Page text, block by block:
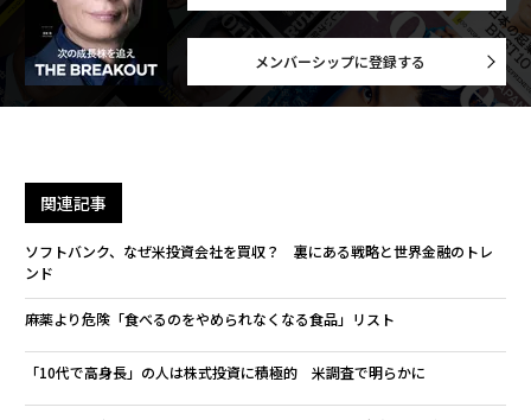
メンバーシップに登録する
関連記事
ソフトバンク、なぜ米投資会社を買収？ 裏にある戦略と世界金融のトレ
ンド
麻薬より危険「食べるのをやめられなくなる食品」リスト
「10代で高身長」の人は株式投資に積極的 米調査で明らかに